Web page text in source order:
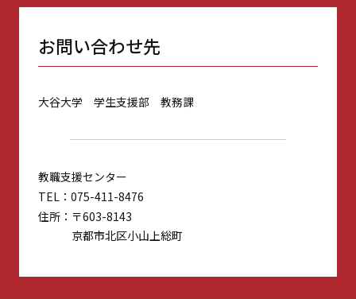
お問い合わせ先
大谷大学 学生支援部 教務課
教職支援センター
TEL
075-411-8476
住所
〒603-8143
京都市北区小山上総町